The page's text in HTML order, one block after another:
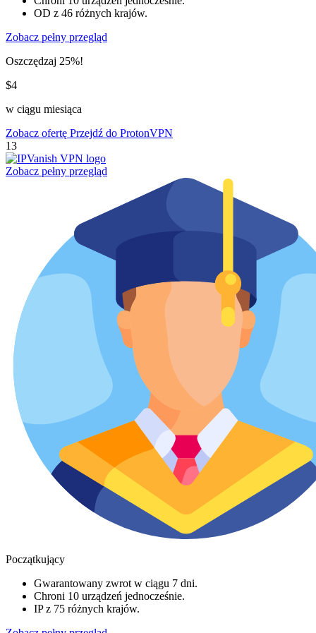
OD z 46 różnych krajów.
Zobacz pełny przegląd
Oszczędzaj 25%!
$4
w ciągu miesiąca
Zobacz ofertę Przejdź do ProtonVPN
13
Zobacz pełny przegląd
Początkujący
Gwarantowany zwrot w ciągu 7 dni.
Chroni 10 urządzeń jednocześnie.
IP z 75 różnych krajów.